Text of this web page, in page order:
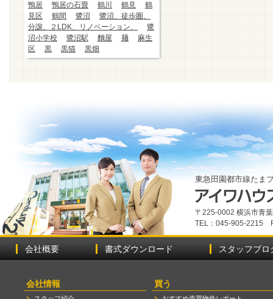
鴨居
鴨居の石畳 鶴川 鶴見
鶴
見区
鶴間 鷺沼
鷺沼、徒歩圏、
分譲、２LDK、リノベーション、
鷺
沼小学校
鷺沼駅 麵屋 麺
麻生
区
黒 黒猫 黒畑
東急田園都市線たま
〒225-0002 横浜市青
TEL：045-905-2215
会社概要 書式ダウンロード スタッフブロ
会社情報 買う